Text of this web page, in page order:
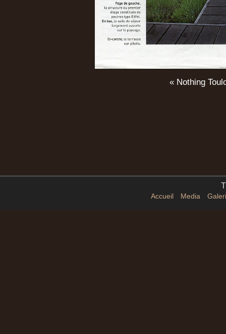
« Nothing
Accueil Media